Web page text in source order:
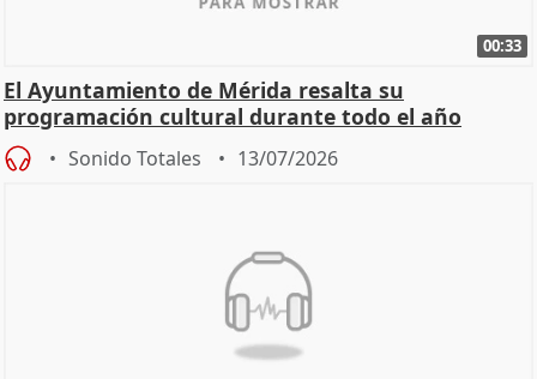
00:33
El Ayuntamiento de Mérida resalta su
programación cultural durante todo el año
Sonido Totales 13/07/2026